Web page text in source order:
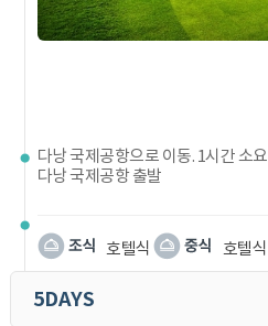
다낭 국제공항으로 이동. 1시간 소요
다낭 국제공항 출발
호텔식 호텔식
5DAYS